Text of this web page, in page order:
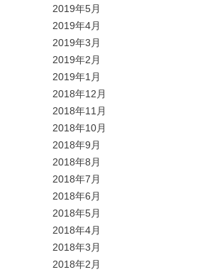
2019年5月
2019年4月
2019年3月
2019年2月
2019年1月
2018年12月
2018年11月
2018年10月
2018年9月
2018年8月
2018年7月
2018年6月
2018年5月
2018年4月
2018年3月
2018年2月